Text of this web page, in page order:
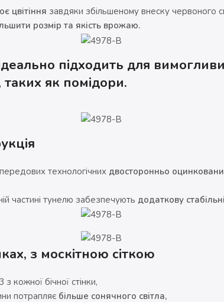
цвітіння завдяки збільшеному внеску червоного
розмір та якість врожаю.
підходить для
таких як помідори.
технологічних двосторонньо
частині тунелю забезпечують додаткову
з москітною сіткою
кожної бічної стінки,
потрапляє більше сонячного світла,